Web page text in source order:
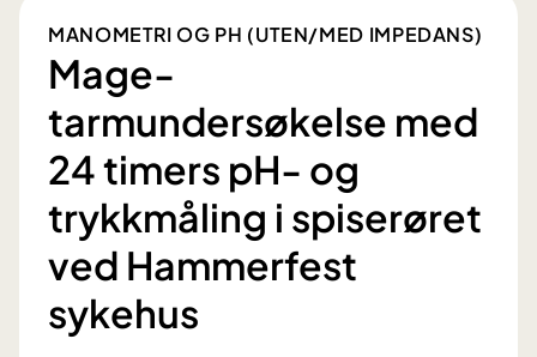
MANOMETRI OG PH (UTEN/MED IMPEDANS)
Mage-
tarmundersøkelse med
24 timers pH- og
trykkmåling i spiserøret
ved Hammerfest
sykehus